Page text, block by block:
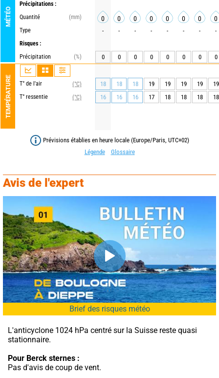
MÉTÉO
Précipitations :
Quantité
(mm)
Type
Risques :
Précipitation
(%)
TEMPÉRATURE T° de l'air
(°C)
T° ressentie
(°C)
0 0 0 0 0 0 0 0
- - - - - - - -
0 0 0 0 0 0 0 0
18 18 18 19 19 19 19
19
16
16 16 17 18 18 18 18
Prévisions établies en heure locale (Europe/Paris, UTC+02)
Légende
Glossaire
Avis de l'expert
Brief des risques météo
L'anticyclone 1024 hPa centré sur la Suisse reste quasi
stationnaire.
Pour Berck sternes :
Pas d'avis de coup de vent.